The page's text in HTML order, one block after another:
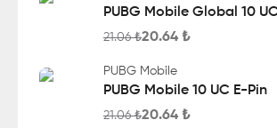
PUBG Mobile Global 10 UC
21.06₺20.64 ₺
PUBG Mobile
PUBG Mobile 10 UC E-Pin
21.06₺20.64 ₺